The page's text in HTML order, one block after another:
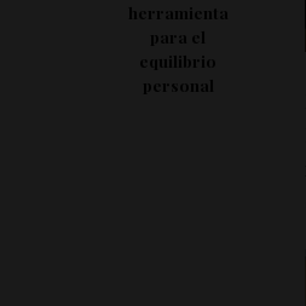
herramienta
para el
equilibrio
personal